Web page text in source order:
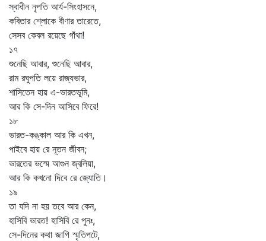
স্বাধীন নৃপতি আর্য-সিংহাসনে,
কবিতার শ্লোকে বীণার তারেতে,
সেসব কেবল রয়েছে গাঁথা!
১৭
শুনেছি আবার, শুনেছি আবার,
রাম রঘুপতি লয়ে রাজ্যভার,
শাসিতেন হায় এ-ভারতভূমি,
আর কি সে-দিন আসিবে ফিরে!
১৮
ভারত-কঙ্কাল আর কি এখন,
পাইবে হায় রে নূতন জীবন;
ভারতের ভস্মে আগুন জ্বলিয়া,
আর কি কখনো দিবে রে জ্যোতি।
১৯
তা যদি না হয় তবে আর কেন,
হাসিবি ভারত! হাসিবি রে পুনঃ,
সে-দিনের কথা জাগি স্মৃতিপটে,